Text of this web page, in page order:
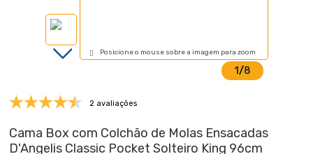
1/8
Posicione o mouse sobre a imagem para zoom
2 avaliações
Cama Box com Colchão de Molas Ensacadas
D'Angelis Classic Pocket Solteiro King 96cm